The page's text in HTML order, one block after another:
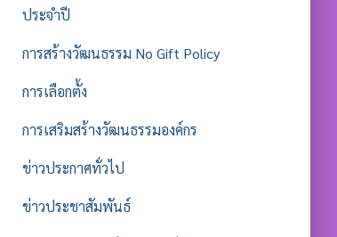
ประจำปี
การสร้างวัฒนธรรม No Gift Policy
การเลือกตั้ง
การเสริมสร้างวัฒนธรรมองค์กร
ข่าวประกาศทั่วไป
ข่าวประชาสัมพันธ์